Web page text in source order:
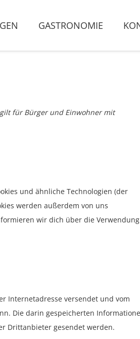
GASTRONOMIE
für Bürger und Einwohner mit
und ähnliche Technologien (der
werden außerdem von uns
wir dich über die Verwendung
Internetadresse versendet und vom
Die darin gespeicherten
Drittanbieter gesendet werden.